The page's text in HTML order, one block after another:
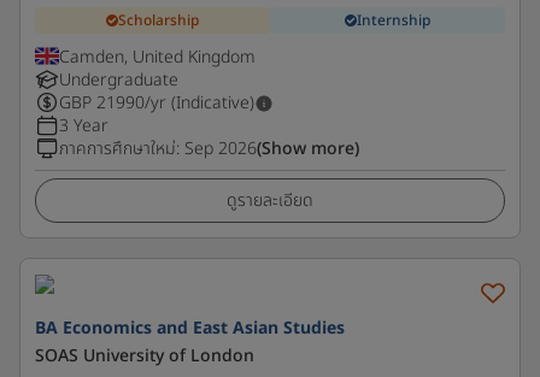
Scholarship Internship
Camden, United Kingdom
Undergraduate
GBP 21990/yr (Indicative)
3 Year
ภาคการศึกษาใหม่: Sep 2026(Show more)
ดูรายละเอียด
BA Economics and East Asian Studies
SOAS University of London